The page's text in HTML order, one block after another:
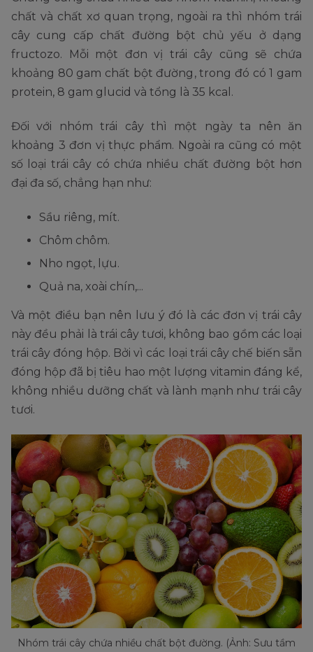
chất và chất xơ quan trọng, ngoài ra thì nhóm trái
cây cung cấp chất đường bột chủ yếu ở dạng
fructozo. Mỗi một đơn vị trái cây cũng sẽ chứa
khoảng 80 gam chất bột đường, trong đó có 1 gam
protein, 8 gam glucid và tổng là 35 kcal.
Đối với nhóm trái cây thì một ngày ta nên ăn
khoảng 3 đơn vị thực phẩm. Ngoài ra cũng có một
số loại trái cây có chứa nhiều chất đường bột hơn
đại đa số, chẳng hạn như:
Sầu riêng, mít.
Chôm chôm.
Nho ngọt, lựu.
Quả na, xoài chín,...
Và một điều bạn nên lưu ý đó là các đơn vị trái cây
này đều phải là trái cây tươi, không bao gồm các loại
trái cây đóng hộp. Bởi vì các loại trái cây chế biến sẵn
đóng hộp đã bị tiêu hao một lượng vitamin đáng kể,
không nhiều dưỡng chất và lành mạnh như trái cây
tươi.
Nhóm trái cây chứa nhiều chất bột đường. (Ảnh: Sưu tầm